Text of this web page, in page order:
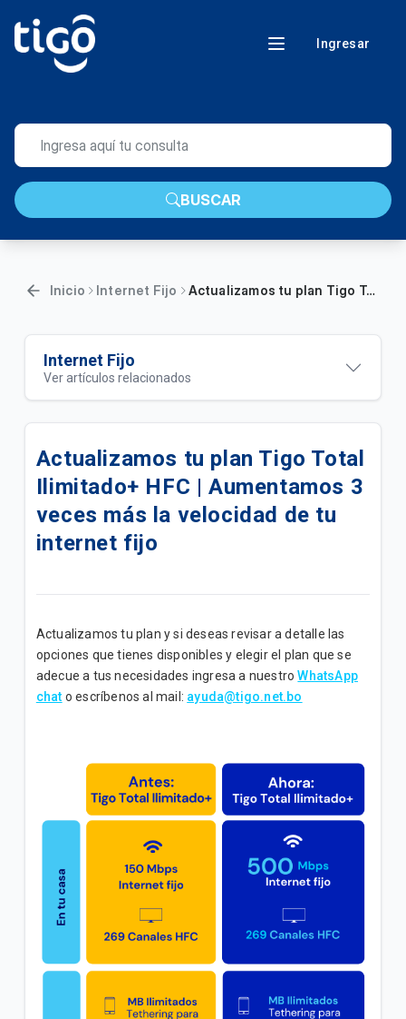
Ingresar
BUSCAR
Inicio Internet Fijo Actualizamos tu plan Tigo Total Ilimitado+ HFC | Aumentamos 3 veces más la velocidad de tu internet fijo
Internet Fijo
Ver artículos relacionados
Oferta Más Ahorro | Plan Full Tigo Básico
Disfruta de todos los beneficios de tu plan Full Tigo
Básico
Disfruta de los beneficios de tu plan "Full Tigo + Tv
Convenio B"
Disfruta de los beneficios de tu plan "Full Tigo + Tv
Convenio A"
Disfruta de todos los beneficios de tu plan “Internet
Disfruta de todos los beneficios de tu plan “Internet
Disfruta de todos los beneficios de tu plan “Internet
Medio C”
Disfruta de todos los beneficios de tu plan “Internet
Actualizamos tu plan Tigo Total
Ilimitado+ HFC | Aumentamos 3
veces más la velocidad de tu
internet fijo
Actualizamos tu plan y si deseas revisar a detalle las
opciones que tienes disponibles y elegir el plan que se
adecue a tus necesidades ingresa a nuestro WhatsApp
chat o escríbenos al mail: ayuda@tigo.net.bo